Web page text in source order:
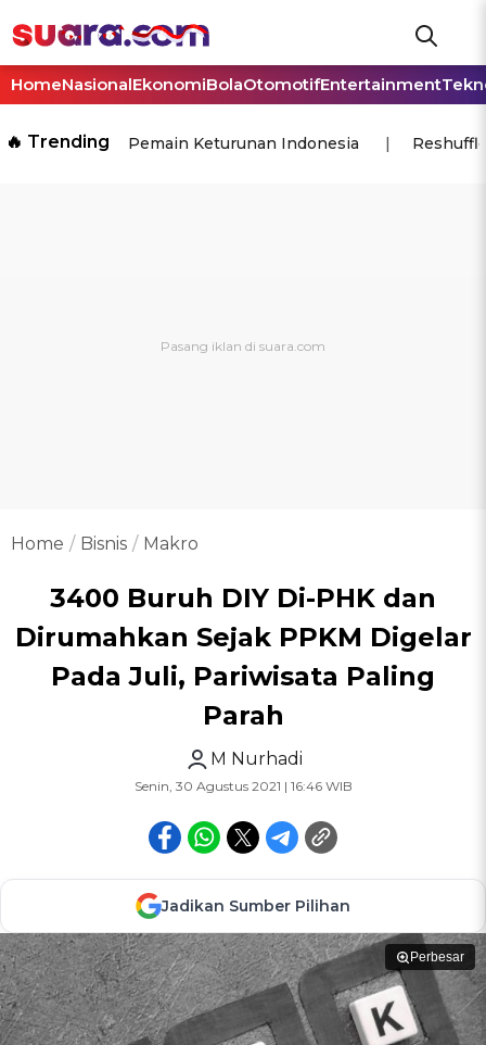
HomeNasionalEkonomiBolaOtomotifEntertainment
🔥 Trending Pemain Keturunan Indonesia
Home Bisnis Makro
3400 Buruh DIY Di-PHK dan
Dirumahkan Sejak PPKM Digelar
Pada Juli, Pariwisata Paling
Parah
M Nurhadi
Senin, 30 Agustus 2021 | 16:46 WIB
Jadikan Sumber Pilihan
Perbesar